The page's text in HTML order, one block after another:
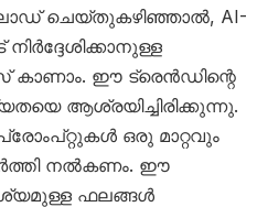
ചെയ്തുകഴിഞ്ഞാൽ, AI-
നിർദ്ദേശിക്കാനുള്ള
കാണാം. ഈ ട്രെൻഡിന്റെ
ആശ്രയിച്ചിരിക്കുന്നു.
ഒരു മാറ്റവും
നൽകണം. ഈ
ഫലങ്ങൾ